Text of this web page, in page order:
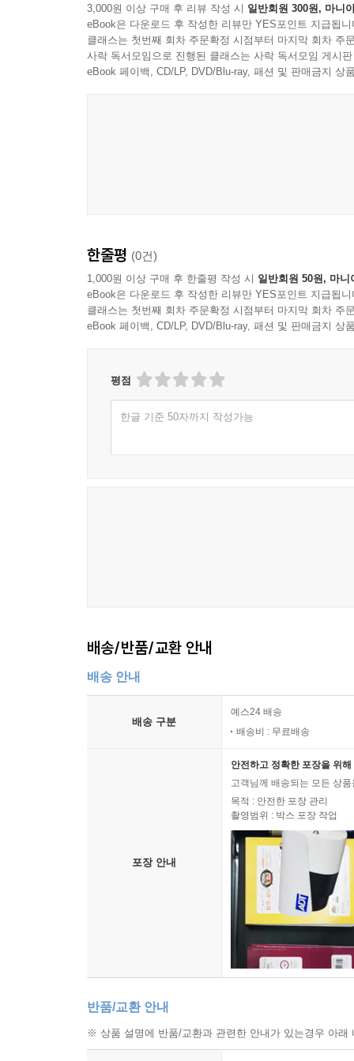
_‘에필로그’ 중에서
위화도 회군에서 동학농민혁명까지,
조선을 뒤흔든 ‘결정적 순간’
축내지 않고 화성을 세웠는지, 이 밖에 이방원(
김육, 송시열, 숙종, 영조, 박문수, 이익, 홍대용,
행동을 했는지, 왕과 선비뿐 아니라 여성과 노비
풀어낸다. 이 여정에서 독자는 역사에 기록되었으
잃어버린 ‘나의 역사’를 찾아
비숍의 『조선과 그 이웃 나라들』을 읽은 그날
차치하고라도 선비들이 남긴 문집이 1만 권이 넘
재해석·재구성한 결과물이다. 김수영이 잃어버
투쟁의 역사 Vs 기록의 역사
인간은 두 역사를 갖는다. 하나는 살며 사랑하고
세계를 해석해왔다. 이제 중요한 것은 세계를
그런데 이제는 삶을 기록하는 일이 투쟁 못지
생각마저 든다. _2권 ‘에필로그’ 중에서
인간은 투쟁하는 역사와 기록하는 역사를 갖
‘투쟁’만을 의미 있게 여기던 사람이라도 역사와
세계유산으로 등재하거나 영웅을 찾아 칭송
민족주의가 강화된 교과서를 배포한다고 해서
「세종실록」을 살펴봐야 한다.
3,000원 이상 구매 후 리뷰 작성 시 일반회원 300원, 마니
eBook은 다운로드 후 작성한 리뷰만 YES포인트 지급됩니
클래스는 첫번째 회차 주문확정 시점부터 마지막 회차 주
사락 독서모임으로 진행된 클래스는 사락 독서모임 게시
eBook 페이백, CD/LP, DVD/Blu-ray, 패션 및 판매금지 상
한줄평 (0건)
1,000원 이상 구매 후 한줄평 작성 시 일반회원 50원, 마니
eBook은 다운로드 후 작성한 리뷰만 YES포인트 지급됩니
클래스는 첫번째 회차 주문확정 시점부터 마지막 회차 주
eBook 페이백, CD/LP, DVD/Blu-ray, 패션 및 판매금지 상
평점
한글 기준 50자까지 작성가능
배송/반품/교환 안내
배송 안내
배송 구분
예스24 배송
배송비 : 무료배송
포장 안내
안전하고 정확한 포장을 위
고객님께 배송되는 모든 상
목적 : 안전한 포장 관리
촬영범위 : 박스 포장 작업
반품/교환 안내
※ 상품 설명에 반품/교환과 관련한 안내가 있는경우 아